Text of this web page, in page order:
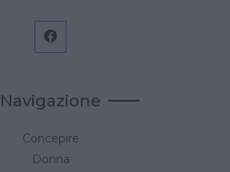
Navigazione
Concepire
Donna